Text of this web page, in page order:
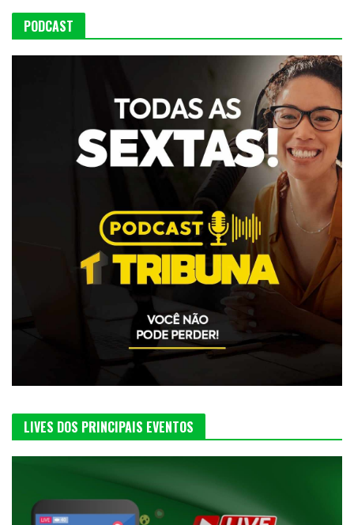
PODCAST
LIVES DOS PRINCIPAIS EVENTOS